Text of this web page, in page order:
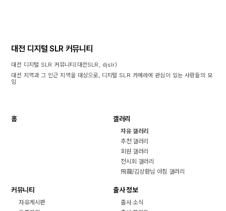
대전 디지털 SLR 커뮤니티
대전 디지털 SLR 커뮤니티(대전SLR, djslr)
대전 지역과 그 인근 지역을 대상으로, 디지털 SLR 카메라에 관심이 있는 사람들의 모
임
홈 갤러리
자유 갤러리
추천 갤러리
회원 갤러리
전시회 갤러리
飛龍/김상환님 아침 갤러리
커뮤니티
자유게시판
출사 정보
출사 소식